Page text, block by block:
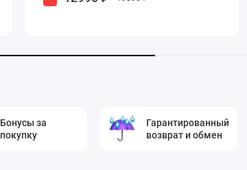
Бонусы за
покупку
Гарантированный
возврат и обмен